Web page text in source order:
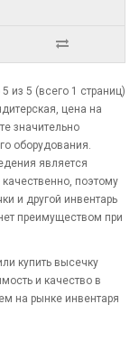
из 5 (всего 1 страниц)
цена на
значительно
оборудования.
является
поэтому
и другой инвентарь
преимуществом при
купить высечку
и качество в
на рынке инвентаря